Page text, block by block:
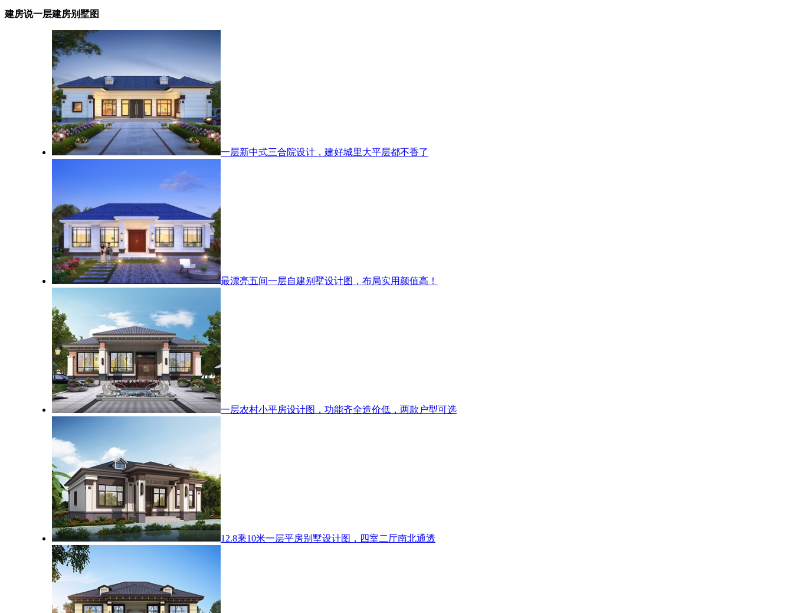
建房说一层建房别墅图
一层新中式三合院设计，建好城里大平层都不香了
最漂亮五间一层自建别墅设计图，布局实用颜值高！
一层农村小平房设计图，功能齐全造价低，两款户型可选
12.8乘10米一层平房别墅设计图，四室二厅南北通透